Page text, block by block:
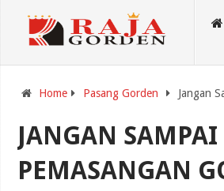
Home Pasang Gorden Jangan
JANGAN
PEMASANGAN